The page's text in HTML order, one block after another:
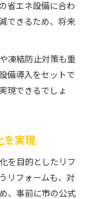
省エネ設備に合わ
できるため、将来
凍結防止対策も重
備導入をセットで
現できるでしょ
を実現
を目的としたリフ
リフォームも、対
、事前に市の公式